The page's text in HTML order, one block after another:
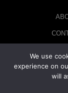
MY
We use
experience on
will